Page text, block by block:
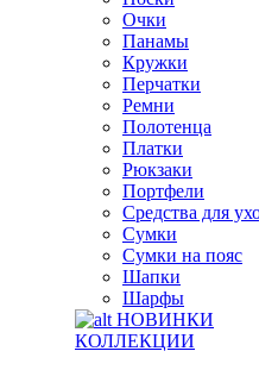
Очки
Панамы
Кружки
Перчатки
Ремни
Полотенца
Платки
Рюкзаки
Портфели
Средства для
Сумки
Сумки на пояс
Шапки
Шарфы
НОВИНКИ
КОЛЛЕКЦИИ